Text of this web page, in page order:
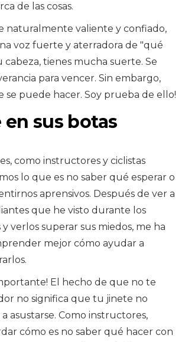
de las cosas.
naturalmente valiente y confiado,
voz fuerte y aterradora de "qué
cabeza, tienes mucha suerte. Se
para vencer. Sin embargo,
se puede hacer. Soy prueba de ello!
en sus botas
como instructores y ciclistas
lo que es no saber qué esperar o
aprensivos. Después de ver a
que he visto durante los
y verlos superar sus miedos, me ha
mejor cómo ayudar a
El hecho de que no te
no significa que tu jinete no
asustarse. Como instructores,
cómo es no saber qué hacer con